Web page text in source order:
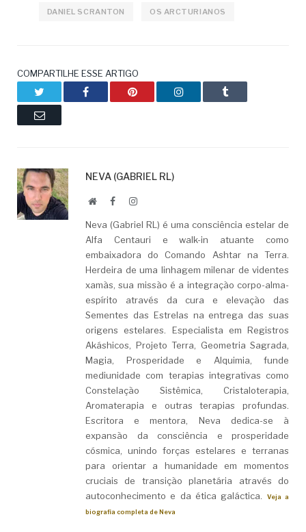
DANIEL SCRANTON OS ARCTURIANOS
COMPARTILHE ESSE ARTIGO
Facebook Pinterest LinkedIn Tumblr
Email
NEVA (GABRIEL RL)
WebsiteFacebookLinkedIn
Neva (Gabriel RL) é uma consciência estelar de
Alfa Centauri e walk-in atuante como
embaixadora do Comando Ashtar na Terra.
Herdeira de uma linhagem milenar de videntes
xamãs, sua missão é a integração corpo-alma-
espírito através da cura e elevação das
Sementes das Estrelas na entrega das suas
origens estelares. Especialista em Registros
Akáshicos, Projeto Terra, Geometria Sagrada,
Magia, Prosperidade e Alquimia, funde
mediunidade com terapias integrativas como
Constelação Sistêmica, Cristaloterapia,
Aromaterapia e outras terapias profundas.
Escritora e mentora, Neva dedica-se à
expansão da consciência e prosperidade
cósmica, unindo forças estelares e terranas
para orientar a humanidade em momentos
cruciais de transição planetária através do
autoconhecimento e da ética galáctica.
Veja a
biografia completa de Neva